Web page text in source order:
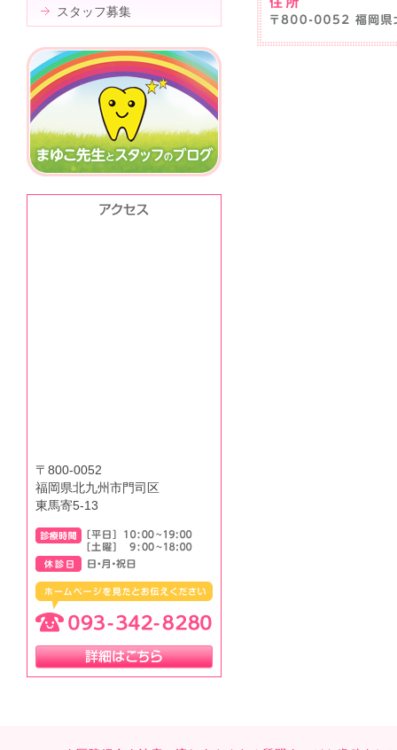
スタッフ募集
〒800-0052
福岡県北九州市門司区
東馬寄5-13